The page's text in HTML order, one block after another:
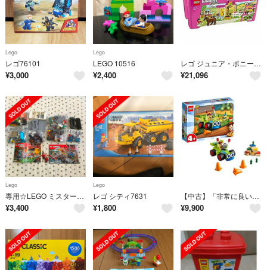
Lego
レゴ76101
¥3,000
Lego
LEGO 10516
¥2,400
レゴ ジュニア・ポニーハウスセット 10674
¥21,096
Lego
専用☆LEGO ミスターインクレディブル
¥3,400
Lego
レゴ シティ7631
¥1,800
【中古】「非常に良い」レゴ(LEGO) トイストーリー4 ウッディ&RC 10766 ディズニー ブロック おもちゃ 女の子 男の子
¥9,900